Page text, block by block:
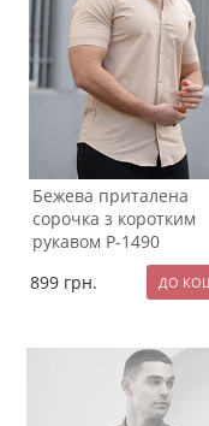
Бежева приталена
сорочка з коротким
рукавом Р-1490
899 грн.